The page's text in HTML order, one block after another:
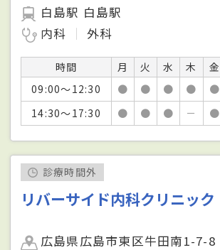
白島駅 白島駅
内科
外科
時間 月 火 水 木 金
09:00～12:30
● ● ● ● ●
14:30～17:30
● ● ● － ●
診療時間外
リバーサイド内科クリニック
広島県広島市東区牛田南1-7-8